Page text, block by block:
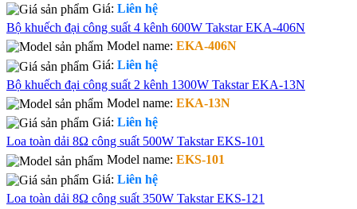
Giá: Liên hệ
Bộ khuếch đại công suất 4 kênh 600W Takstar EKA-406N
Model name: EKA-406N
Giá: Liên hệ
Bộ khuếch đại công suất 2 kênh 1300W Takstar EKA-13N
Model name: EKA-13N
Giá: Liên hệ
Loa toàn dải 8Ω công suất 500W Takstar EKS-101
Model name: EKS-101
Giá: Liên hệ
Loa toàn dải 8Ω công suất 350W Takstar EKS-121